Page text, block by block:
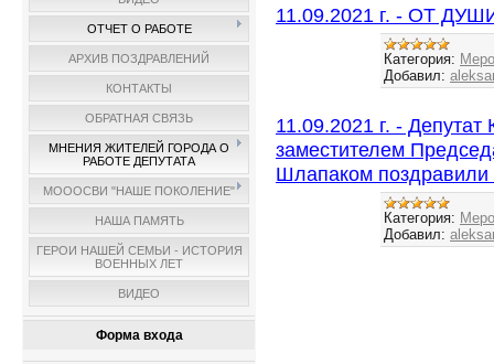
ОТЧЕТ О РАБОТЕ
АРХИВ ПОЗДРАВЛЕНИЙ
КОНТАКТЫ
ОБРАТНАЯ СВЯЗЬ
МНЕНИЯ ЖИТЕЛЕЙ ГОРОДА О
РАБОТЕ ДЕПУТАТА
МОООСВИ "НАШЕ ПОКОЛЕНИЕ"
НАША ПАМЯТЬ
ГЕРОИ НАШЕЙ СЕМЬИ - ИСТОРИЯ
ВОЕННЫХ ЛЕТ
ВИДЕО
Форма входа
11.09.2021 г. - ОТ
Категория:
Добавил:
11.09.2021 г. -
заместителем
Шлапаком
Категория:
Добавил: